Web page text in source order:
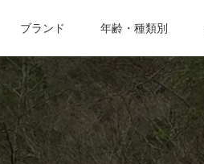
ブランド 年齢・種類別